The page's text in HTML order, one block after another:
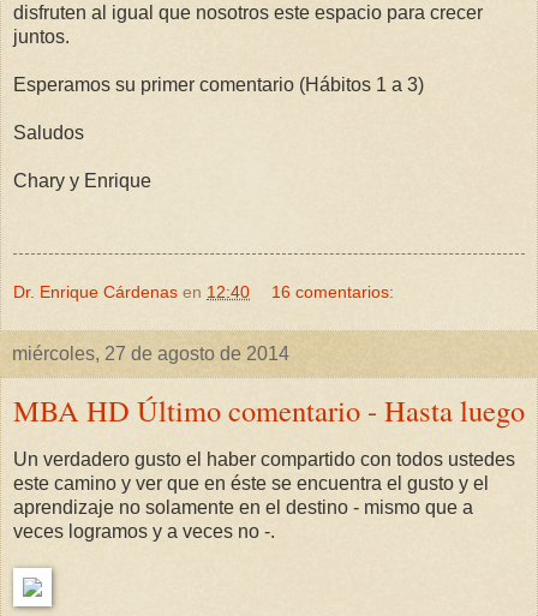
disfruten al igual que nosotros este espacio para crecer
juntos.
Esperamos su primer comentario (Hábitos 1 a 3)
Saludos
Chary y Enrique
Dr. Enrique Cárdenas en 12:40 16 comentarios:
miércoles, 27 de agosto de 2014
MBA HD Último comentario - Hasta luego
Un verdadero gusto el haber compartido con todos ustedes
este camino y ver que en éste se encuentra el gusto y el
aprendizaje no solamente en el destino - mismo que a
veces logramos y a veces no -.